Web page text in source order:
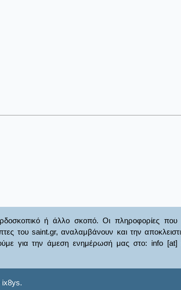
ή άλλο σκοπό. Οι πληροφορίες που
του saint.gr, αναλαμβάνουν και την
για την άμεση ενημέρωσή μας στο: info
ix8ys.